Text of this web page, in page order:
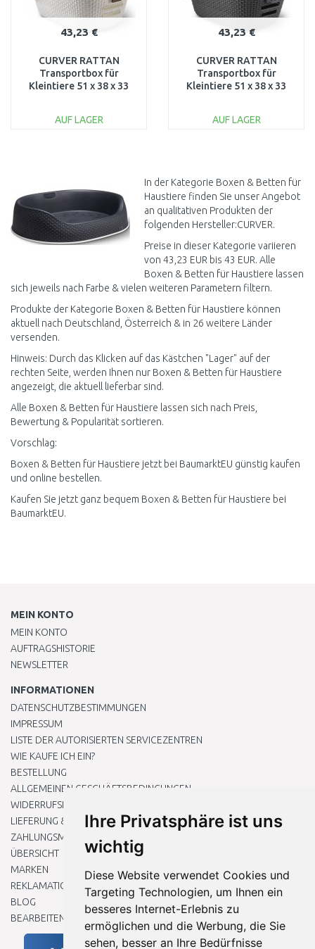
Ihre Privatsphäre ist uns
wichtig
Diese Website verwendet Cookies und
Targeting Technologien, um Ihnen ein
besseres Internet-Erlebnis zu
ermöglichen und die Werbung, die Sie
sehen, besser an Ihre Bedürfnisse
43,23 €
CURVER RATTAN
Transportbox für
Kleintiere 51 x 38 x 33
AUF LAGER
43,23 €
CURVER RATTAN
Transportbox für
Kleintiere 51 x 38 x 33
AUF LAGER
Vergleichen
In der Kategorie Boxen & Betten für
Haustiere finden Sie unser Angebot
an qualitativen Produkten der
folgenden Hersteller:CURVER.
Preise in dieser Kategorie variieren
von 43,23 EUR bis 43 EUR. Alle
Boxen & Betten für Haustiere lassen
sich jeweils nach Farbe & vielen weiteren Parametern filtern.
Produkte der Kategorie Boxen & Betten für Haustiere können
aktuell nach Deutschland, Österreich & in 26 weitere Länder
versenden.
Hinweis: Durch das Klicken auf das Kästchen "Lager" auf der
rechten Seite, werden Ihnen nur Boxen & Betten für Haustiere
angezeigt, die aktuell lieferbar sind.
Alle Boxen & Betten für Haustiere lassen sich nach Preis,
Bewertung & Popularität sortieren.
Vorschlag:
Boxen & Betten für Haustiere jetzt bei BaumarktEU günstig kaufen
und online bestellen.
Kaufen Sie jetzt ganz bequem Boxen & Betten für Haustiere bei
BaumarktEU.
MEIN KONTO
MEIN KONTO
AUFTRAGSHISTORIE
NEWSLETTER
INFORMATIONEN
DATENSCHUTZBESTIMMUNGEN
IMPRESSUM
LISTE DER AUTORISIERTEN SERVICEZENTREN
WIE KAUFE ICH EIN?
BESTELLUNG
ALLGEMEINEN GESCHÄFTSBEDINGUNGEN
WIDERRUFSRECHT
LIEFERUNG & ZAHLUNG
ZAHLUNGSMETHODEN
ÜBERSICHT
MARKEN
REKLAMATIONEN UND RETOUREN
BLOG
BEARBEITEN SIE MEINE COOKIE-EINSTELLUNGEN